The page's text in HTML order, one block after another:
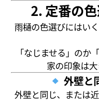
2. 定番の
雨樋の色選びにはい
「なじませる」のか
家の印象は
外壁と
外壁と同じ、または